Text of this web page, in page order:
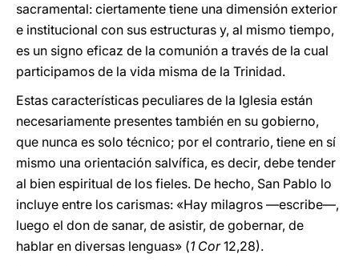
sacramental: ciertamente tiene una dimensión exterior
e institucional con sus estructuras y, al mismo tiempo,
es un signo eficaz de la comunión a través de la cual
participamos de la vida misma de la Trinidad.
Estas características peculiares de la Iglesia están
necesariamente presentes también en su gobierno,
que nunca es solo técnico; por el contrario, tiene en sí
mismo una orientación salvífica, es decir, debe tender
al bien espiritual de los fieles. De hecho, San Pablo lo
incluye entre los carismas: «Hay milagros —escribe—,
luego el don de sanar, de asistir, de gobernar, de
hablar en diversas lenguas» (1 Cor12,28).